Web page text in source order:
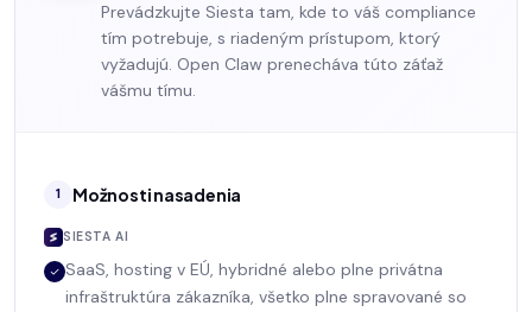
Prevádzkujte Siesta tam, kde to váš compliance
tím potrebuje, s riadeným prístupom, ktorý
vyžadujú. Open Claw prenecháva túto záťaž
vášmu tímu.
1 Možnosti nasadenia
SIESTA AI
SaaS, hosting v EÚ, hybridné alebo plne privátna
infraštruktúra zákazníka, všetko plne spravované so